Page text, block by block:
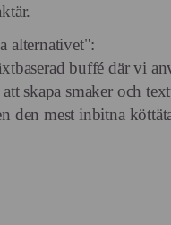
alternativet":
buffé där vi
skapa smaker och
den mest inbitna